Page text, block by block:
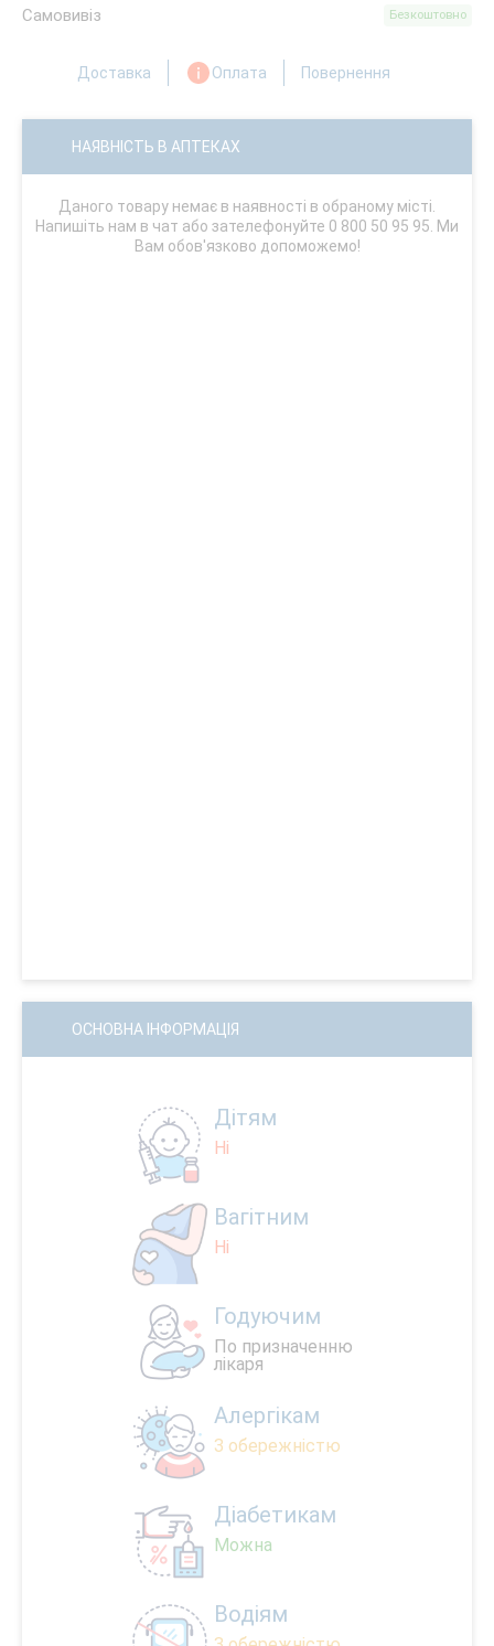
Самовивіз Безкоштовно
Доставка Оплата Повернення
НАЯВНІСТЬ В АПТЕКАХ
Даного товару немає в наявності в обраному місті.
Напишіть нам в чат або зателефонуйте 0 800 50 95 95. Ми
Вам обов'язково допоможемо!
ОСНОВНА ІНФОРМАЦІЯ
Дітям
Ні
Вагітним
Ні
Годуючим
По призначенню
лікаря
Алергікам
З обережністю
Діабетикам
Можна
Водіям